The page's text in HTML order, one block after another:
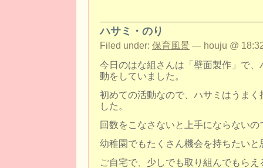
ハサミ・のり
Filed under: 保育風景 — houju @
今日のはな組さんは「壁面製作」で
動をしていました。
初めての活動なので、ハサミはうま
した。
回数をこなさないと上手にならないの
幼稚園でもたくさん機会を持ちたいと
ご自宅で、少しでも取り組んでもら